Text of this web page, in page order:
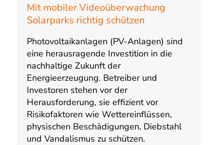
Mit mobiler Videoüberwachung
Solarparks richtig schützen
Photovoltaikanlagen (PV-Anlagen) sind
eine herausragende Investition in die
nachhaltige Zukunft der
Energieerzeugung. Betreiber und
Investoren stehen vor der
Herausforderung, sie effizient vor
Risikofaktoren wie Wettereinflüssen,
physischen Beschädigungen, Diebstahl
und Vandalismus zu schützen.